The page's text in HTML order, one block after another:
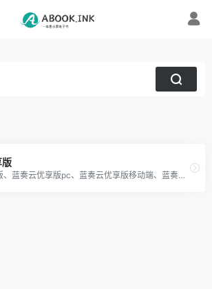
版
蓝奏云优享版、蓝奏云优享版pc、蓝奏云优享版移动端、蓝奏云优享版安卓、蓝奏云优享版App